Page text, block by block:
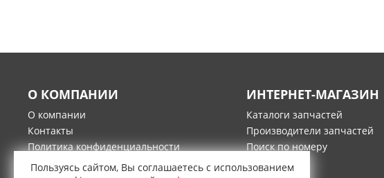
О КОМПАНИИ
О компании
Контакты
Политика конфиденциальности
Гарантия и возврат товара
ИНТЕРНЕТ-МАГАЗИН
Каталоги запчастей
Производители запчастей
Поиск по номеру
Пользуясь сайтом, Вы соглашаетесь с использованием